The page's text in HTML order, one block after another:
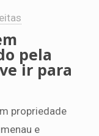
pela
ir para
propriedade
e